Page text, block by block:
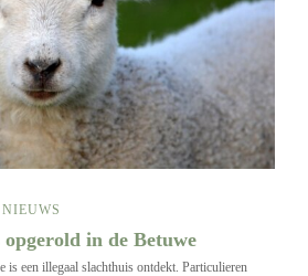
NIEUWS
in de Betuwe
is een illegaal slachthuis ontdekt. Particulieren